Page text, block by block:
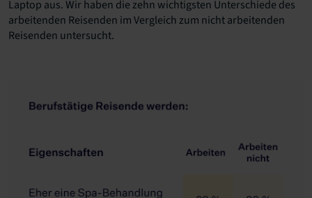
Laptop aus. Wir haben die zehn wichtigsten Unterschiede des
arbeitenden Reisenden im Vergleich zum nicht arbeitenden
Reisenden untersucht.